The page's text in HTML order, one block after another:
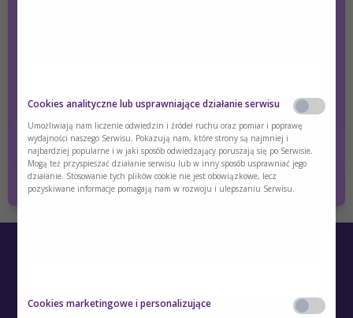
zakresu medycyny, farmacji, pielęgniarstwa,
dietetyki?
Tak Nie
Cookies analityczne lub usprawniające działanie serwisu
Umożliwiają nam liczenie odwiedzin i źródeł ruchu oraz pomiar i poprawę
wydajności naszego Serwisu. Pokazują nam, które strony są najmniej i
najbardziej popularne i w jaki sposób odwiedzający poruszają się po Serwisie.
Mogą też przyspieszać działanie serwisu lub w inny sposób usprawniać jego
działanie. Stosowanie tych plików cookie nie jest obowiązkowe, lecz
pozyskiwane informacje pomagają nam w rozwoju i ulepszaniu Serwisu.
Cookies marketingowe i personalizujące